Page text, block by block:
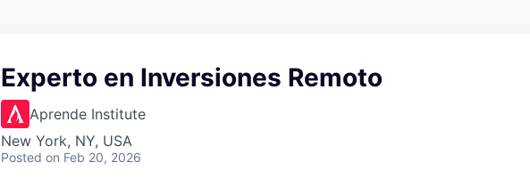
Experto en Inversiones Remoto
Aprende Institute
New York, NY, USA
Posted on Feb 20, 2026